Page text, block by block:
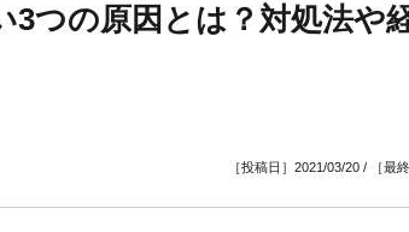
3つの原因とは？対処法や
［投稿日］2021/03/20 / ［最